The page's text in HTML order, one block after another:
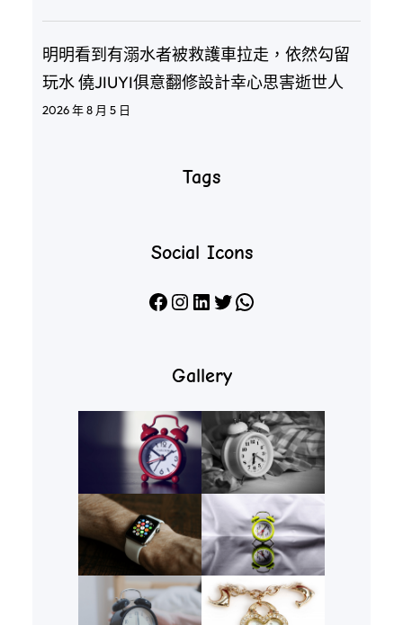
明明看到有溺水者被救護車拉走，依然勾留
玩水 僥JIUYI俱意翻修設計幸心思害逝世人
2026 年 8 月 5 日
Tags
Social Icons
Facebook Instagram LinkedIn X WhatsApp
Gallery